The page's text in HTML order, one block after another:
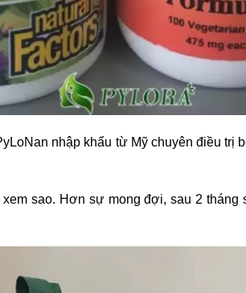
nhập khẩu từ Mỹ chuyên điều trị
sao. Hơn sự mong đợi, sau 2